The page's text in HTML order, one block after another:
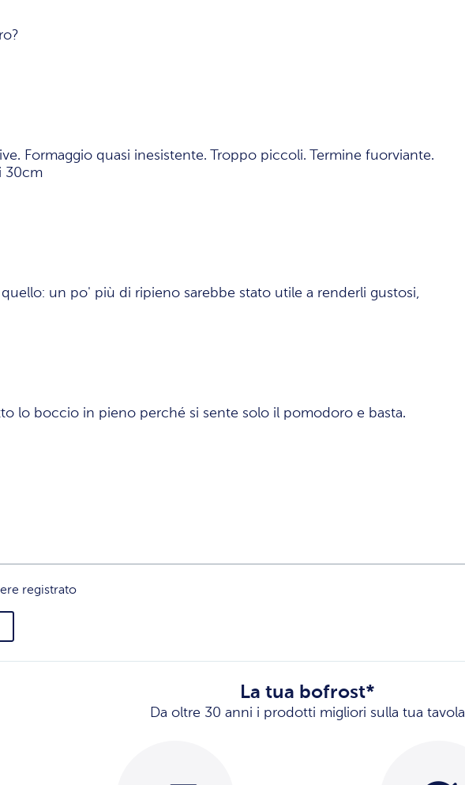
Formaggio quasi inesistente. Troppo piccoli. Termine fuorviante.
30cm
un po' più di ripieno sarebbe stato utile a renderli gustosi,
lo boccio in pieno perché si sente solo il pomodoro e basta.
registrato
La tua bofrost*
Da oltre 30 anni i prodotti migliori sulla tua tavola